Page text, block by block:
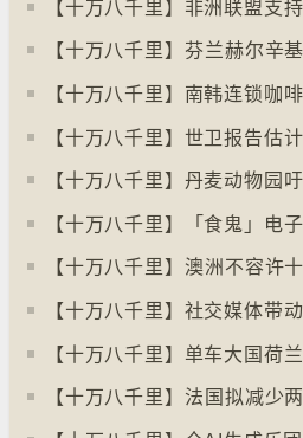
【十万八千里】社交媒体带
【十万八千里】⁠法国拟减少